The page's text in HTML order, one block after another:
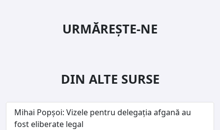
URMĂREȘTE-NE
DIN ALTE SURSE
Mihai Popșoi: Vizele pentru delegația afgană au
fost eliberate legal